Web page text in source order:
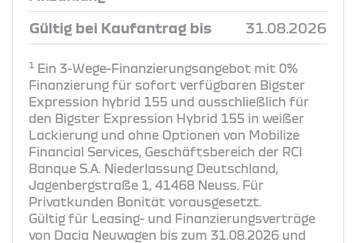
Gültig bei Kaufantrag bis 31.08.2026
1 Ein 3-Wege-Finanzierungsangebot mit 0%
Finanzierung für sofort verfügbaren Bigster
Expression hybrid 155 und ausschließlich für
den Bigster Expression Hybrid 155 in weißer
Lackierung und ohne Optionen von Mobilize
Financial Services, Geschäftsbereich der RCI
Banque S.A. Niederlassung Deutschland,
Jagenbergstraße 1, 41468 Neuss. Für
Privatkunden Bonität vorausgesetzt.
Gültig für Leasing- und Finanzierungsverträge
von Dacia Neuwagen bis zum 31.08.2026 und